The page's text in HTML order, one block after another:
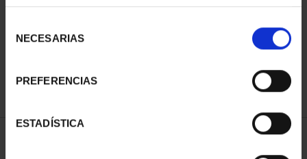
NECESARIAS
PREFERENCIAS
ESTADÍSTICA
73,00 €